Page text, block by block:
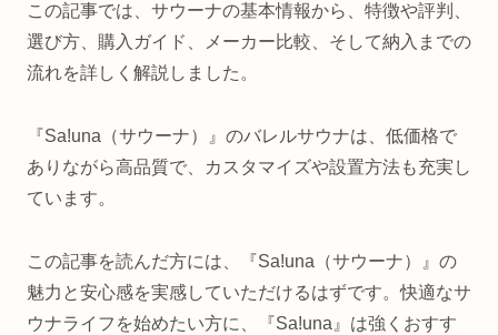
この記事では、サウーナの基本情報から、特徴や評判、
選び方、購入ガイド、メーカー比較、そして納入までの
流れを詳しく解説しました。
『Sa!una（サウーナ）』のバレルサウナは、低価格で
ありながら高品質で、カスタマイズや設置方法も充実し
ています。
この記事を読んだ方には、『Sa!una（サウーナ）』の
魅力と安心感を実感していただけるはずです。快適なサ
ウナライフを始めたい方に、『Sa!una』は強くおすす